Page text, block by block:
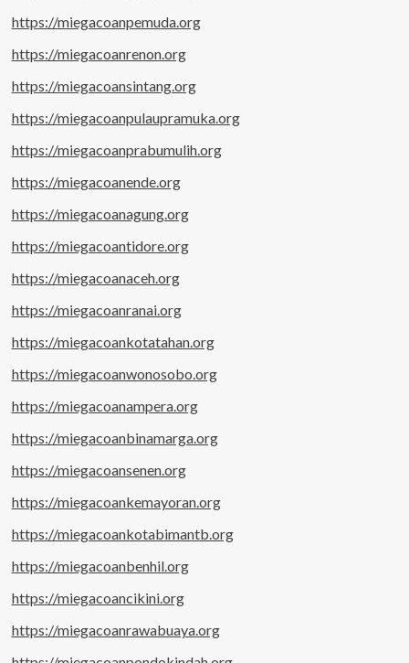
https://miegacoanpemuda.org
https://miegacoanrenon.org
https://miegacoansintang.org
https://miegacoanpulaupramuka.org
https://miegacoanprabumulih.org
https://miegacoanende.org
https://miegacoanagung.org
https://miegacoantidore.org
https://miegacoanaceh.org
https://miegacoanranai.org
https://miegacoankotatahan.org
https://miegacoanwonosobo.org
https://miegacoanampera.org
https://miegacoanbinamarga.org
https://miegacoansenen.org
https://miegacoankemayoran.org
https://miegacoankotabimantb.org
https://miegacoanbenhil.org
https://miegacoancikini.org
https://miegacoanrawabuaya.org